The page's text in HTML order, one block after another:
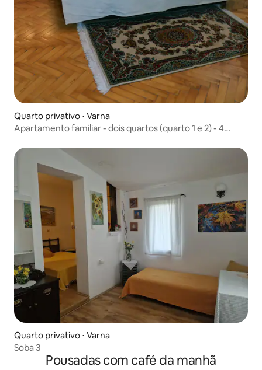
Quarto privativo ⋅ Varna
Apartamento familiar - dois quartos (quarto 1 e 2) - 4
Quarto privativo ⋅ Varna
Soba 3
Pousadas com café da manhã